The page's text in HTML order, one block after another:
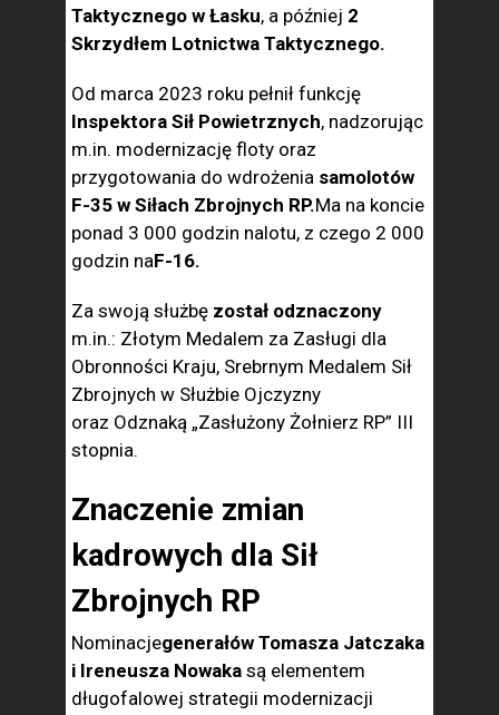
Taktycznego w Łasku, a później 2
Skrzydłem Lotnictwa Taktycznego.
Od marca 2023 roku pełnił funkcję
Inspektora Sił Powietrznych, nadzorując
m.in. modernizację floty oraz
przygotowania do wdrożenia samolotów
F-35 w Siłach Zbrojnych RP.Ma na koncie
ponad 3 000 godzin nalotu, z czego 2 000
godzin naF-16.
Za swoją służbę został odznaczony
m.in.: Złotym Medalem za Zasługi dla
Obronności Kraju, Srebrnym Medalem Sił
Zbrojnych w Służbie Ojczyzny
oraz Odznaką „Zasłużony Żołnierz RP” III
stopnia.
Znaczenie zmian
kadrowych dla Sił
Zbrojnych RP
Nominacjegenerałów Tomasza Jatczaka
i Ireneusza Nowaka są elementem
długofalowej strategii modernizacji